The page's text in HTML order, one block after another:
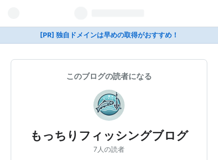
[PR] 独自ドメインは早めの取得がおすすめ！
このブログの読者になる
もっちりフィッシングブログ
7人の読者